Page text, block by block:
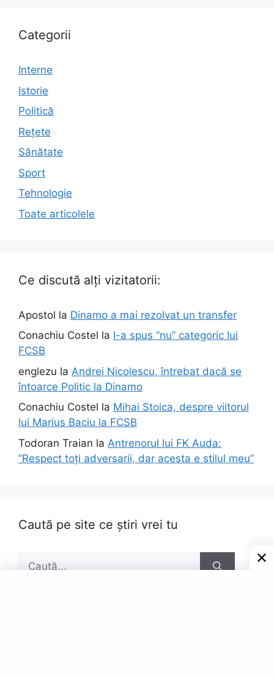
Categorii
Interne
Istorie
Politică
Rețete
Sănătate
Sport
Tehnologie
Toate articolele
Ce discută alți vizitatorii:
Apostol la Dinamo a mai rezolvat un transfer
Conachiu Costel la I-a spus ”nu” categoric lui
FCSB
englezu la Andrei Nicolescu, întrebat dacă se
întoarce Politic la Dinamo
Conachiu Costel la Mihai Stoica, despre viitorul
lui Marius Baciu la FCSB
Todoran Traian la Antrenorul lui FK Auda:
”Respect toți adversarii, dar acesta e stilul meu”
Caută pe site ce știri vrei tu
după: